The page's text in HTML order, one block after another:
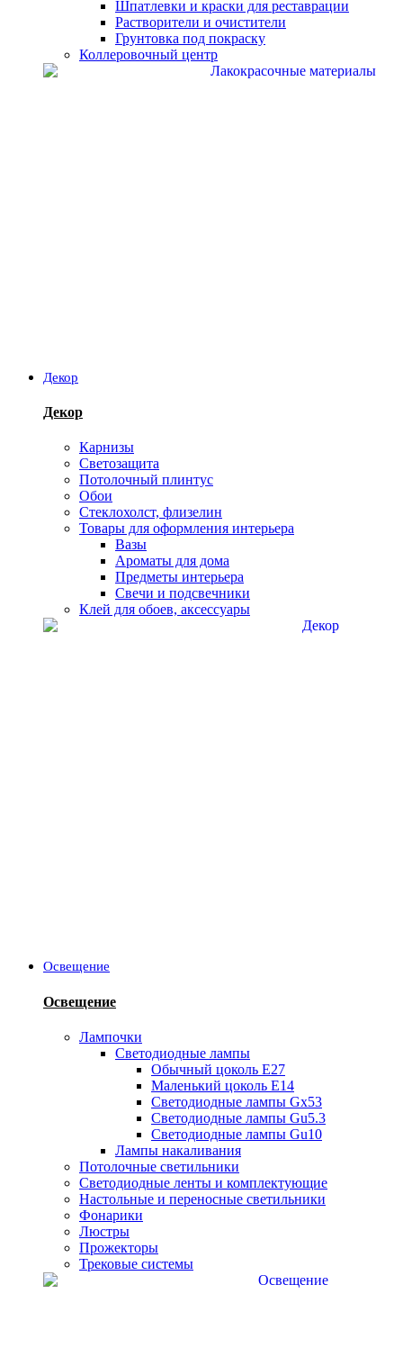
Шпатлевки и краски для реставрации
Растворители и очистители
Грунтовка под покраску
Коллеровочный центр
Декор
Декор
Карнизы
Светозащита
Потолочный плинтус
Обои
Стеклохолст, флизелин
Товары для оформления интерьера
Вазы
Ароматы для дома
Предметы интерьера
Свечи и подсвечники
Клей для обоев, аксессуары
Освещение
Освещение
Лампочки
Светодиодные лампы
Обычный цоколь Е27
Маленький цоколь Е14
Светодиодные лампы Gx53
Светодиодные лампы Gu5.3
Светодиодные лампы Gu10
Лампы накаливания
Потолочные светильники
Светодиодные ленты и комплектующие
Настольные и переносные светильники
Фонарики
Люстры
Прожекторы
Трековые системы